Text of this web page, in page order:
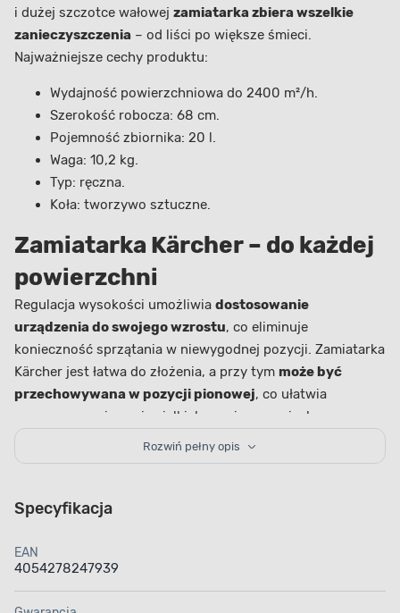
i dużej szczotce wałowej zamiatarka zbiera wszelkie
zanieczyszczenia – od liści po większe śmieci.
Najważniejsze cechy produktu:
Wydajność powierzchniowa do 2400 m²/h.
Szerokość robocza: 68 cm.
Pojemność zbiornika: 20 l.
Waga: 10,2 kg.
Typ: ręczna.
Koła: tworzywo sztuczne.
Zamiatarka Kärcher – do każdej
powierzchni
Regulacja wysokości umożliwia dostosowanie
urządzenia do swojego wzrostu, co eliminuje
konieczność sprzątania w niewygodnej pozycji. Zamiatarka
Kärcher jest łatwa do złożenia, a przy tym może być
przechowywana w pozycji pionowej, co ułatwia
magazynowanie w niewielkich pomieszczeniach.
Ergonomiczna konstrukcja oraz lekka waga (10,2 kg)
sprawiają, że urządzenie jestłatwe do manewrowania
pojemność zbiornika wynosząca 20 litrów pozwala
opróżniania
na zanieczyszczenia jest również łatwy do opróżnienia,
co ułatwia utrzymanie czystości. Zamiatarka Kärcher jest
Rozwiń pełny opis
Specyfikacja
EAN
4054278247939